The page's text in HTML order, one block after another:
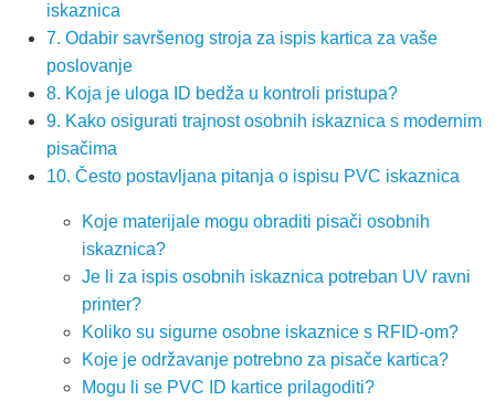
iskaznica
7. Odabir savršenog stroja za ispis kartica za vaše
poslovanje
8. Koja je uloga ID bedža u kontroli pristupa?
9. Kako osigurati trajnost osobnih iskaznica s modernim
pisačima
10. Često postavljana pitanja o ispisu PVC iskaznica
Koje materijale mogu obraditi pisači osobnih
iskaznica?
Je li za ispis osobnih iskaznica potreban UV ravni
printer?
Koliko su sigurne osobne iskaznice s RFID-om?
Koje je održavanje potrebno za pisače kartica?
Mogu li se PVC ID kartice prilagoditi?